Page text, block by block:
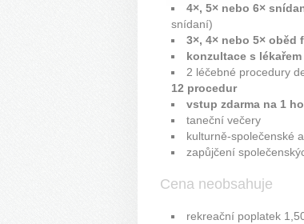
4×, 5× nebo 6×
snídaní)
3×, 4× nebo 5× oběd
konzultace s lékařem
2 léčebné procedury
12 procedur
vstup zdarma na 1
taneční večery
kulturně-společenské
zapůjčení
Cena neobsahuje
rekreační poplatek